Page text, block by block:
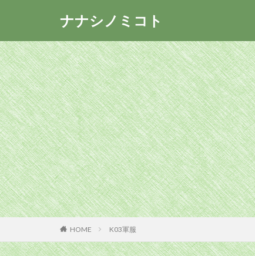
ナナシノミコト
HOME K03軍服